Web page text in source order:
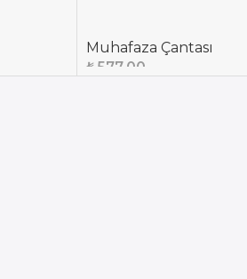
Muhafaza Çantası
₺ 577,00